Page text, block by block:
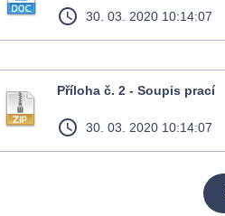
access_time 30. 03. 2020 10:14:07
Příloha č. 2 - Soupis prací
access_time 30. 03. 2020 10:14:07